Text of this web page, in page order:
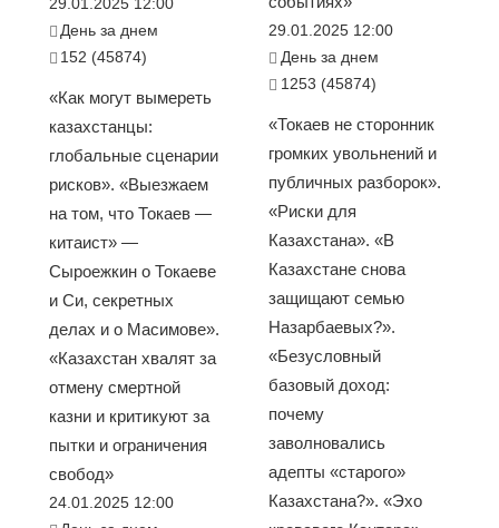
День за днем
152 (45874)
«Как могут вымереть
казахстанцы:
глобальные сценарии
рисков». «Выезжаем
на том, что Токаев —
китаист» —
Сыроежкин о Токаеве
и Си, секретных
делах и о Масимове».
«Казахстан хвалят за
отмену смертной
казни и критикуют за
пытки и ограничения
свобод»
24.01.2025 12:00
29.01.2025 12:00
День за днем
1253 (45874)
«Токаев не сторонник
громких увольнений и
публичных разборок».
«Риски для
Казахстана». «В
Казахстане снова
защищают семью
Назарбаевых?».
«Безусловный
базовый доход:
почему
заволновались
адепты «старого»
Казахстана?». «Эхо